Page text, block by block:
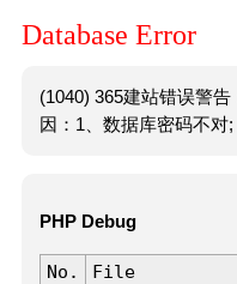
Database Error
(1040) 365建站错误警
因：1、数据库密码不对;
PHP Debug
No. File